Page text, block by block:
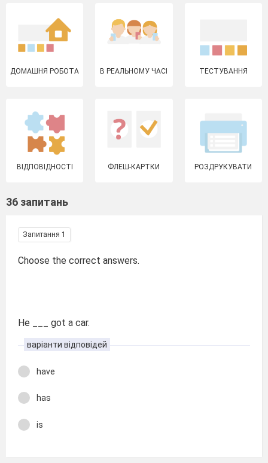
ДОМАШНЯ РОБОТА В РЕАЛЬНОМУ ЧАСІ ТЕСТУВАННЯ
ВІДПОВІДНОСТІ ФЛЕШ-КАРТКИ РОЗДРУКУВАТИ
36 запитань
Запитання 1
Choose the correct answers.
He ___ got a car.
варіанти відповідей
have
has
is